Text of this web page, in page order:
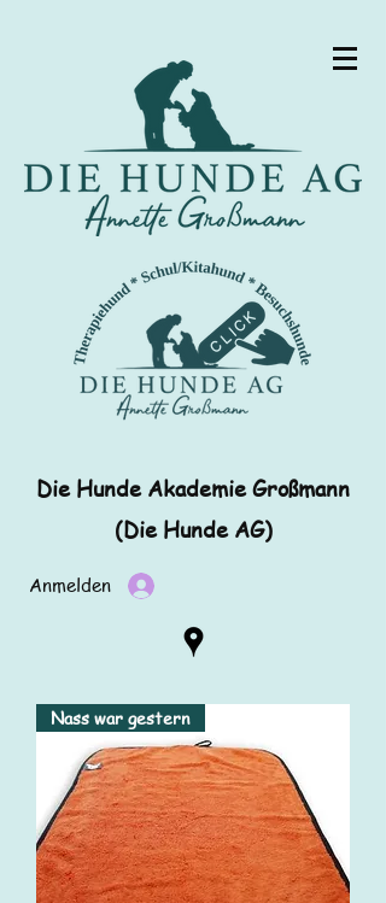
Die Hunde Akademie Großmann
(Die Hunde AG)
Anmelden
Nass war gestern